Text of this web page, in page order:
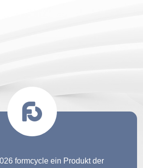
formcycle ein Produkt der